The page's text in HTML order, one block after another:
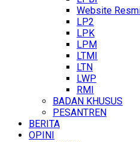
Website
LP2
LPK
LPM
LTMI
LTN
LWP
RMI
BADAN KHUSUS
PESANTREN
BERITA
OPINI